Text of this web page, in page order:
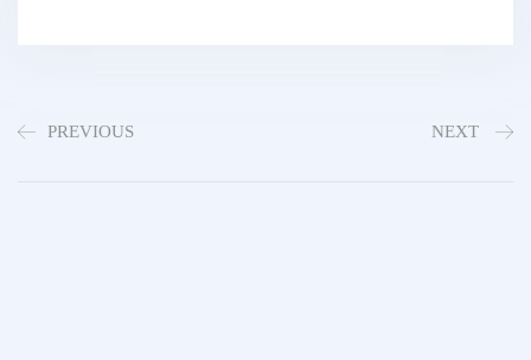
PREVIOUS NEXT